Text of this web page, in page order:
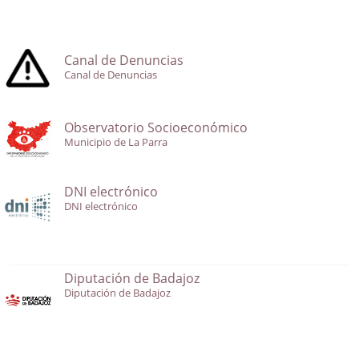
Canal de Denuncias
Canal de Denuncias
Observatorio Socioeconómico
Municipio de La Parra
DNI electrónico
DNI electrónico
Diputación de Badajoz
Diputación de Badajoz